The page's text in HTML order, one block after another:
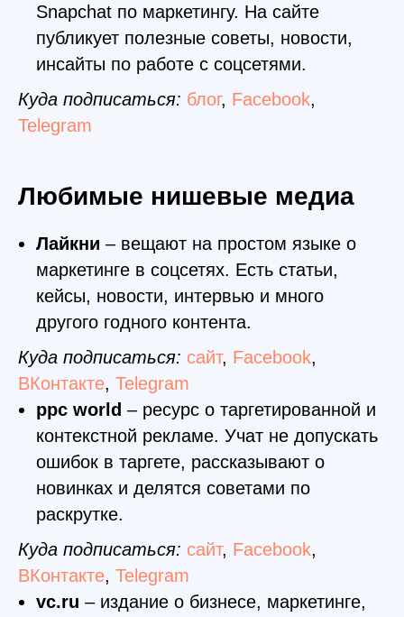
Snapchat по маркетингу. На сайте
публикует полезные советы, новости,
инсайты по работе с соцсетями.
Куда подписаться: блог, Facebook,
Telegram
Любимые нишевые медиа
Лайкни – вещают на простом языке о
маркетинге в соцсетях. Есть статьи,
кейсы, новости, интервью и много
другого годного контента.
Куда подписаться: сайт, Facebook,
ВКонтакте, Telegram
ppc world – ресурс о таргетированной и
контекстной рекламе. Учат не допускать
ошибок в таргете, рассказывают о
новинках и делятся советами по
раскрутке.
Куда подписаться: сайт, Facebook,
ВКонтакте, Telegram
vc.ru – издание о бизнесе, маркетинге,